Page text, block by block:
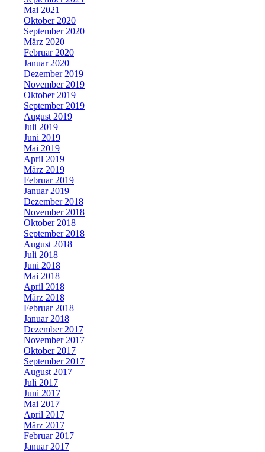
Mai 2021
Oktober 2020
September 2020
März 2020
Februar 2020
Januar 2020
Dezember 2019
November 2019
Oktober 2019
September 2019
August 2019
Juli 2019
Juni 2019
Mai 2019
April 2019
März 2019
Februar 2019
Januar 2019
Dezember 2018
November 2018
Oktober 2018
September 2018
August 2018
Juli 2018
Juni 2018
Mai 2018
April 2018
März 2018
Februar 2018
Januar 2018
Dezember 2017
November 2017
Oktober 2017
September 2017
August 2017
Juli 2017
Juni 2017
Mai 2017
April 2017
März 2017
Februar 2017
Januar 2017